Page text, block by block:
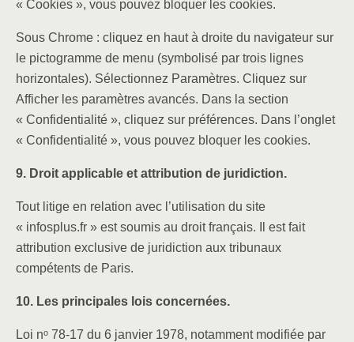
« Cookies », vous pouvez bloquer les cookies.
Sous Chrome : cliquez en haut à droite du navigateur sur
le pictogramme de menu (symbolisé par trois lignes
horizontales). Sélectionnez Paramètres. Cliquez sur
Afficher les paramètres avancés. Dans la section
« Confidentialité », cliquez sur préférences. Dans l’onglet
« Confidentialité », vous pouvez bloquer les cookies.
9. Droit applicable et attribution de juridiction.
Tout litige en relation avec l’utilisation du site
« infosplus.fr » est soumis au droit français. Il est fait
attribution exclusive de juridiction aux tribunaux
compétents de Paris.
10. Les principales lois concernées.
Loi nᵒ 78-17 du 6 janvier 1978, notamment modifiée par